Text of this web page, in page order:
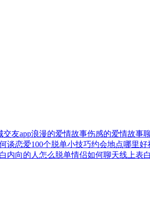
交友app浪漫的爱情故事伤感的爱情故事
谈恋爱100个脱单小技巧约会地点哪里好
内向的人怎么脱单情侣如何聊天线上表